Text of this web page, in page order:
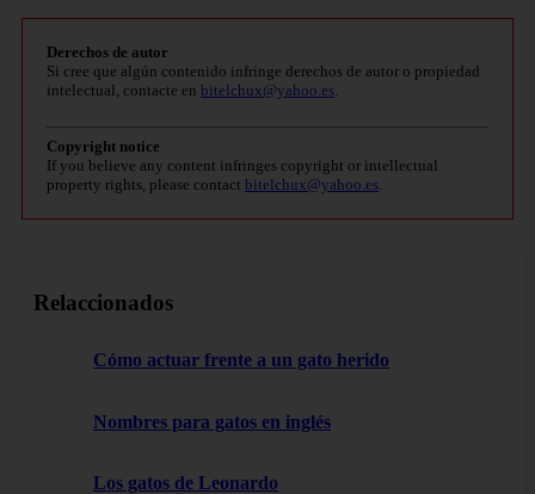
Derechos de autor
Si cree que algún contenido infringe derechos de autor o propiedad
intelectual, contacte en bitelchux@yahoo.es
Copyright notice
If you believe any content infringes copyright or intellectual
property rights, please contact bitelchux@yahoo.es
Relaccionados
Cómo actuar frente a un gato herido
Nombres para gatos en inglés
Los gatos de Leonardo